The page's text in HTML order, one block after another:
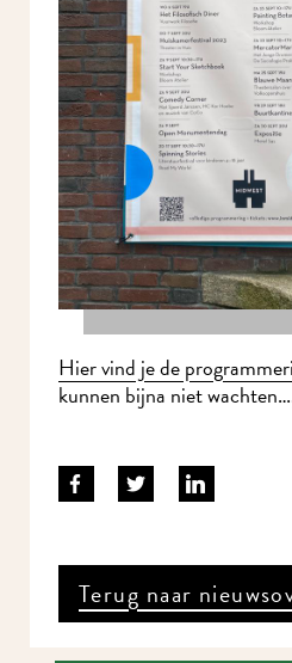
Hier vind je de
kunnen bijna niet
Terug naar